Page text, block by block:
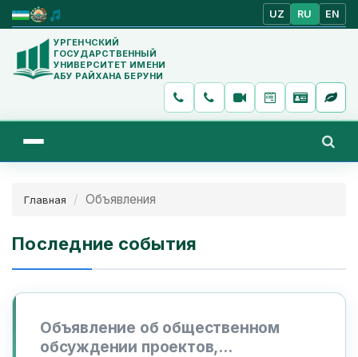
UZ RU EN
УРГЕНЧСКИЙ
ГОСУДАРСТВЕННЫЙ
УНИВЕРСИТЕТ ИМЕНИ
АБУ РАЙХАНА БЕРУНИ
Главная Объявления
Последние события
Объявление об общественном
обсуждении проектов,